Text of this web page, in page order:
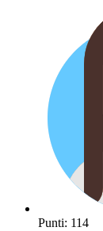
Punti: 114